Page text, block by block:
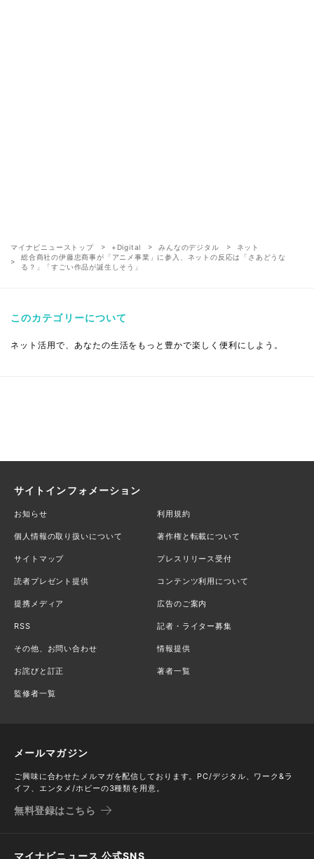
マイナビニューストップ +Digital みんなのデジタル
ネット
総合商社の伊藤忠商事が「アニメ事業」に参入、ネットの反応は「さあどうな
る？」「すごい作品が誕生しそう」
このカテゴリーについて
ネット活用で、あなたの生活をもっと豊かで楽しく便利にしよう。
サイトインフォメーション
お知らせ 利用規約
個人情報の取り扱いについて 著作権と転載について
サイトマップ プレスリリース受付
読者プレゼント提供 コンテンツ利用について
提携メディア 広告のご案内
RSS 記者・ライター募集
その他、お問い合わせ 情報提供
お詫びと訂正 著者一覧
監修者一覧
メールマガジン
ご興味に合わせたメルマガを配信しております。PC/デジタル、ワーク&ラ
イフ、エンタメ/ホビーの3種類を用意。
無料登録はこちら
マイナビニュース 公式SNS